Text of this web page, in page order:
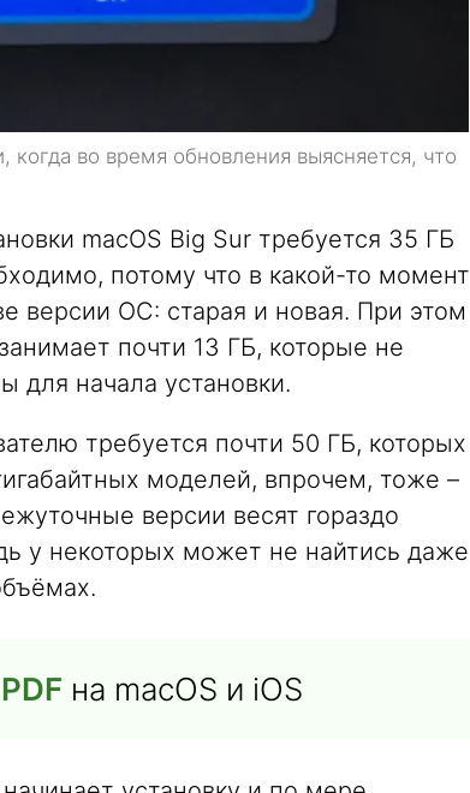
во время обновления выясняется, что
macOS Big Sur требуется 35 ГБ
потому что в какой-то момент
версии ОС: старая и новая. При этом
почти 13 ГБ, которые не
для начала установки.
требуется почти 50 ГБ, которых
моделей, впрочем, тоже –
версии весят гораздо
у некоторых может не найтись даже
на macOS и iOS